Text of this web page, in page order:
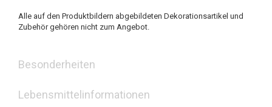
Alle auf den Produktbildern abgebildeten Dekorationsartikel und
Zubehör gehören nicht zum Angebot.
Besonderheiten
Lebensmittelinformationen